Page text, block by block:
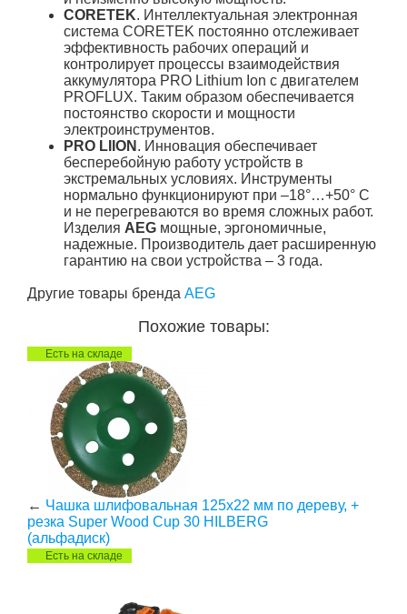
CORETEK. Интеллектуальная электронная
система CORETEK постоянно отслеживает
эффективность рабочих операций и
контролирует процессы взаимодействия
аккумулятора PRO Lithium Ion с двигателем
PROFLUX. Таким образом обеспечивается
постоянство скорости и мощности
электроинструментов.
PRO LIION . Инновация обеспечивает
бесперебойную работу устройств в
экстремальных условиях. Инструменты
нормально функционируют при –18°…+50° C
и не перегреваются во время сложных работ.
Изделия AEG мощные, эргономичные,
надежные. Производитель дает расширенную
гарантию на свои устройства – 3 года.
Другие товары бренда AEG
Похожие товары:
Есть на складе
← Чашка шлифовальная 125х22 мм по дереву, +
резка Super Wood Cup 30 HILBERG
(альфадиск)
Есть на складе